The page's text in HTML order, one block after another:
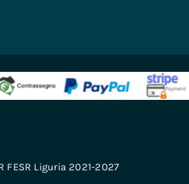
Liguria 2021-2027